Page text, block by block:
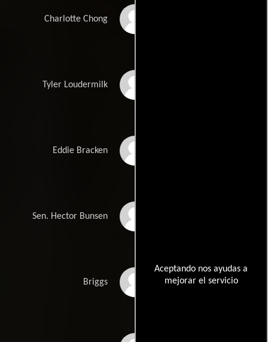
Aceptando nos ayudas a
mejorar el servicio
Charlotte Chong
Tyler Loudermilk
Eddie Bracken
Sen. Hector Bunsen
Briggs James Staley